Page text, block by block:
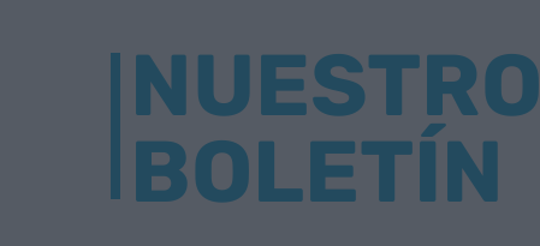
NUESTRO
BOLETÍN